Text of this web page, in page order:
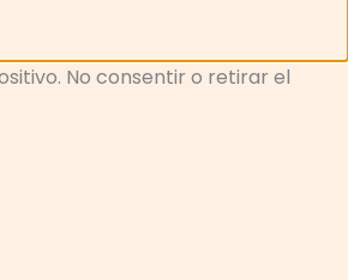
No consentir o retirar el